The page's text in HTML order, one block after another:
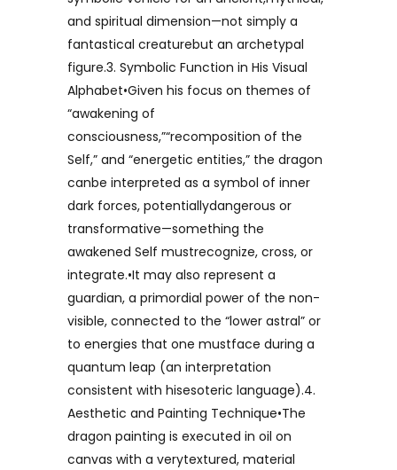
and spiritual dimension—not simply a
fantastical creaturebut an archetypal
figure.3. Symbolic Function in His Visual
Alphabet•Given his focus on themes of
“awakening of
consciousness,”“recomposition of the
Self,” and “energetic entities,” the dragon
canbe interpreted as a symbol of inner
dark forces, potentiallydangerous or
transformative—something the
awakened Self mustrecognize, cross, or
integrate.•It may also represent a
guardian, a primordial power of the non-
visible, connected to the “lower astral” or
to energies that one mustface during a
quantum leap (an interpretation
consistent with hisesoteric language).4.
Aesthetic and Painting Technique•The
dragon painting is executed in oil on
canvas with a verytextured, material